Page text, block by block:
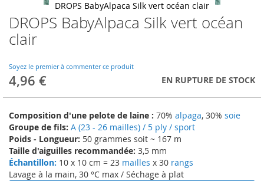
DROPS BabyAlpaca Silk vert océan
clair
Soyez le premier à commenter ce produit
4,96 € EN RUPTURE DE STOCK
Composition d'une pelote de laine : 70% alpaga, 30% soie
Groupe de fils: A (23 - 26 mailles) / 5 ply / sport
Poids - Longueur: 50 grammes soit ~ 167 m
Taille d'aiguilles recommandée: 3,5 mm
Échantillon: 10 x 10 cm = 23 mailles x 30 rangs
Lavage à la main, 30 °C max / Séchage à plat
DROPS BabyAlpaca Silk vert océan clair
Skip
to
the
of
the
images